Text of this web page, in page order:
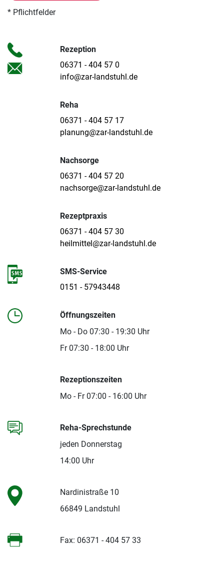
* Pflichtfelder
Rezeption
06371 - 404 57 0
info@zar-landstuhl.de
Reha-Sprechstunde
jeden Donnerstag
14:00 Uhr
Reha
06371 - 404 57 17
planung@zar-landstuhl.de
Öffnungszeiten
Mo - Do 07:30 - 19:30 Uhr
Fr 07:30 - 18:00 Uhr
Nachsorge
06371 - 404 57 20
nachsorge@zar-landstuhl.de
Rezeptionszeiten
Mo - Fr 07:00 - 16:00 Uhr
Rezeptpraxis
06371 - 404 57 30
heilmittel@zar-landstuhl.de
Nardinistraße 10
66849 Landstuhl
Fax: 06371 - 404 57 33
SMS-Service
0151 - 57943448